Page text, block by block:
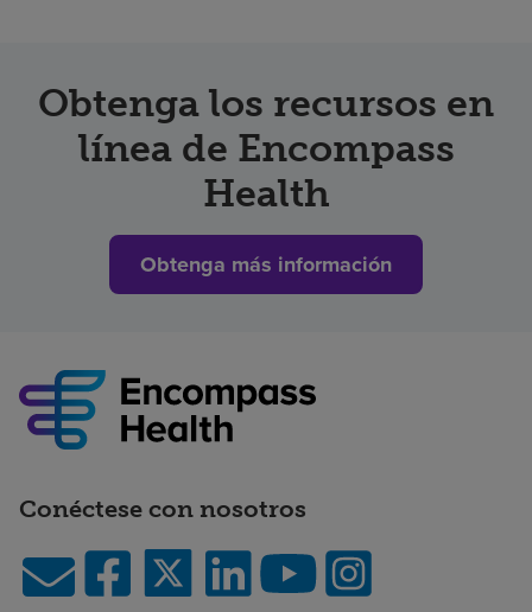
Obtenga los recursos en
línea de Encompass
Health
Obtenga más información
Conéctese con nosotros